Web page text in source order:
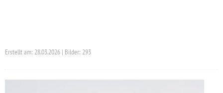
Erstellt am: 28.03.2026 | Bilder: 293